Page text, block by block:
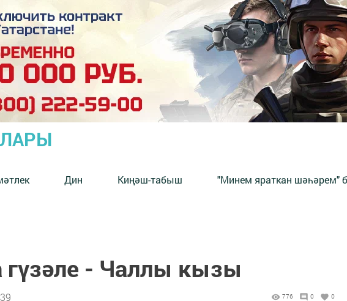
Дин Киңәш-табыш "Минем яраткан шәһәрем"
гүзәле - Чаллы кызы
776 0 0